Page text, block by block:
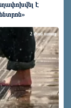
է
2 ժամ առաջ